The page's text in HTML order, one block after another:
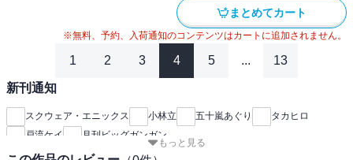
まとめてカート
※無料、予約、入荷通知のコンテンツはカートに追加されません。
1 2 3 4 5 ... 13
新刊通知
スクウェア・エニックス 小林立 五十嵐あぐり
タカヒロ
戸流ケイ
月刊ビッグガンガン
もっと見る